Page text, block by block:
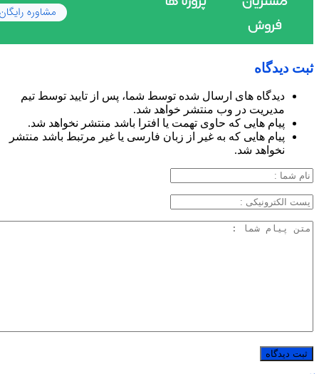
ثبت دیدگاه
دیدگاه های ارسال شده توسط شما، پس از تایید توسط تیم
مدیریت در وب منتشر خواهد شد.
پیام هایی که حاوی تهمت یا افترا باشد منتشر نخواهد شد.
پیام هایی که به غیر از زبان فارسی یا غیر مرتبط باشد منتشر
نخواهد شد.